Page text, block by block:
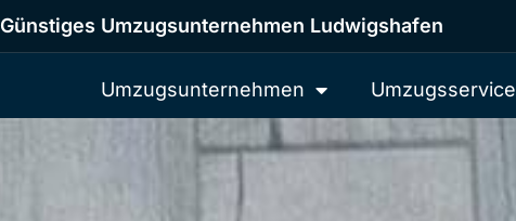
Günstiges Umzugsunternehmen Ludwigshafen
Umzugsunternehmen Umzugsservice